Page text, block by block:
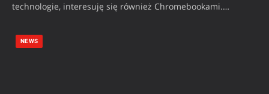
technologie, interesuję się również Chromebookami.…
NEWS